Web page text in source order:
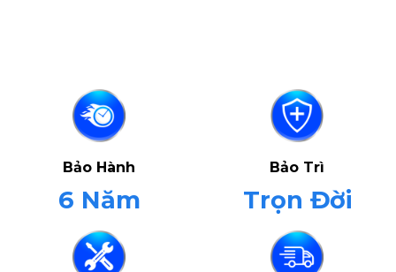
Bảo Hành
6 Năm
Bảo Trì
Trọn Đời